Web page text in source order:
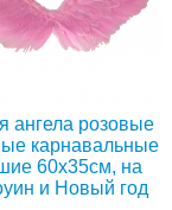
ангела розовые
карнавальные
60х35см, на
и Новый год